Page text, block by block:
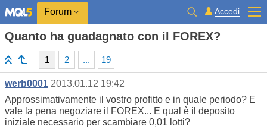
Forum Accedi
Quanto ha guadagnato con il FOREX?
1 2 ... 19
werb0001 2013.01.12 19:42
Approssimativamente il vostro profitto e in quale periodo? E
vale la pena negoziare il FOREX... E qual è il deposito
iniziale necessario per scambiare 0,01 lotti?